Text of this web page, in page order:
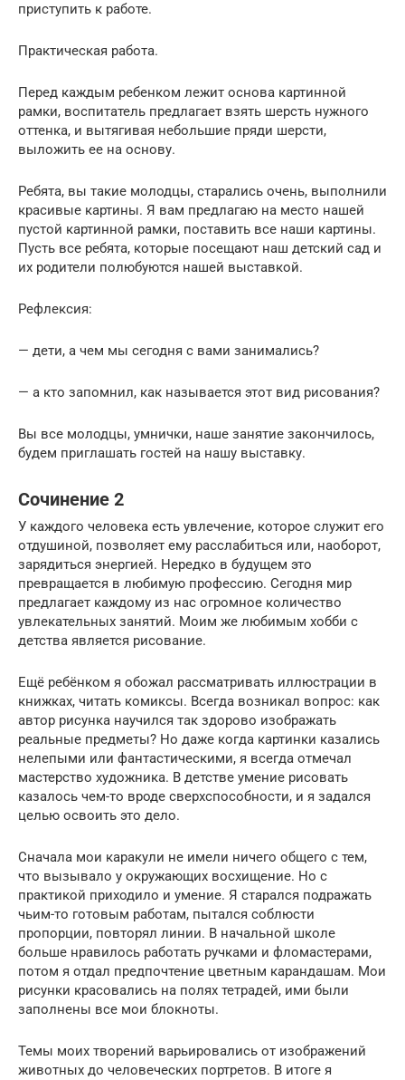
приступить к работе.
Практическая работа.
Перед каждым ребенком лежит основа картинной
рамки, воспитатель предлагает взять шерсть нужного
оттенка, и вытягивая небольшие пряди шерсти,
выложить ее на основу.
Ребята, вы такие молодцы, старались очень, выполнили
красивые картины. Я вам предлагаю на место нашей
пустой картинной рамки, поставить все наши картины.
Пусть все ребята, которые посещают наш детский сад и
их родители полюбуются нашей выставкой.
Рефлексия:
— дети, а чем мы сегодня с вами занимались?
— а кто запомнил, как называется этот вид рисования?
Вы все молодцы, умнички, наше занятие закончилось,
будем приглашать гостей на нашу выставку.
Сочинение 2
У каждого человека есть увлечение, которое служит его
отдушиной, позволяет ему расслабиться или, наоборот,
зарядиться энергией. Нередко в будущем это
превращается в любимую профессию. Сегодня мир
предлагает каждому из нас огромное количество
увлекательных занятий. Моим же любимым хобби с
детства является рисование.
Ещё ребёнком я обожал рассматривать иллюстрации в
книжках, читать комиксы. Всегда возникал вопрос: как
автор рисунка научился так здорово изображать
реальные предметы? Но даже когда картинки казались
нелепыми или фантастическими, я всегда отмечал
мастерство художника. В детстве умение рисовать
казалось чем-то вроде сверхспособности, и я задался
целью освоить это дело.
Сначала мои каракули не имели ничего общего с тем,
что вызывало у окружающих восхищение. Но с
практикой приходило и умение. Я старался подражать
чьим-то готовым работам, пытался соблюсти
пропорции, повторял линии. В начальной школе
больше нравилось работать ручками и фломастерами,
потом я отдал предпочтение цветным карандашам. Мои
рисунки красовались на полях тетрадей, ими были
заполнены все мои блокноты.
Темы моих творений варьировались от изображений
животных до человеческих портретов. В итоге я